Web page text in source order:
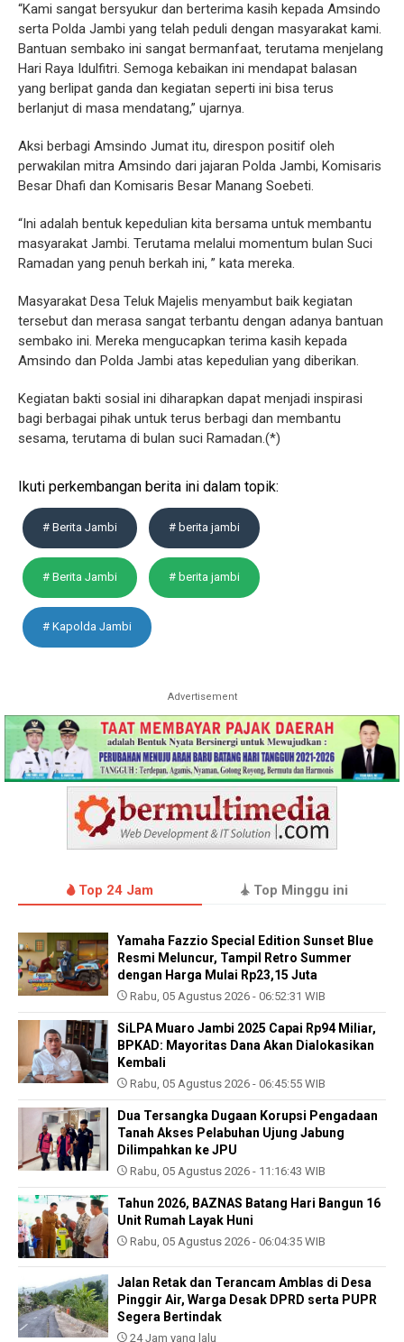
‎“Kami sangat bersyukur dan berterima kasih kepada Amsindo
serta Polda Jambi yang telah peduli dengan masyarakat kami.
Bantuan sembako ini sangat bermanfaat, terutama menjelang
Hari Raya Idulfitri. Semoga kebaikan ini mendapat balasan
yang berlipat ganda dan kegiatan seperti ini bisa terus
berlanjut di masa mendatang,” ujarnya.
‎Aksi berbagi Amsindo Jumat itu, direspon positif oleh
perwakilan mitra Amsindo dari jajaran Polda Jambi, Komisaris
Besar Dhafi dan Komisaris Besar Manang Soebeti.
‎“Ini adalah bentuk kepedulian kita bersama untuk membantu
masyarakat Jambi. Terutama melalui momentum bulan Suci
Ramadan yang penuh berkah ini, ” kata mereka.
‎Masyarakat Desa Teluk Majelis menyambut baik kegiatan
tersebut dan merasa sangat terbantu dengan adanya bantuan
sembako ini. Mereka mengucapkan terima kasih kepada
Amsindo dan Polda Jambi atas kepedulian yang diberikan.
‎Kegiatan bakti sosial ini diharapkan dapat menjadi inspirasi
bagi berbagai pihak untuk terus berbagi dan membantu
sesama, terutama di bulan suci Ramadan.(*)
Ikuti perkembangan berita ini dalam topik:
# Berita Jambi # berita jambi
# Berita Jambi # berita jambi
# Kapolda Jambi
Advertisement
Top 24 Jam Top Minggu ini
Yamaha Fazzio Special Edition Sunset Blue
Resmi Meluncur, Tampil Retro Summer
dengan Harga Mulai Rp23,15 Juta
Rabu, 05 Agustus 2026 - 06:52:31 WIB
SiLPA Muaro Jambi 2025 Capai Rp94 Miliar,
BPKAD: Mayoritas Dana Akan Dialokasikan
Kembali
Rabu, 05 Agustus 2026 - 06:45:55 WIB
Dua Tersangka Dugaan Korupsi Pengadaan
Tanah Akses Pelabuhan Ujung Jabung
Dilimpahkan ke JPU
Rabu, 05 Agustus 2026 - 11:16:43 WIB
Tahun 2026, BAZNAS Batang Hari Bangun 16
Unit Rumah Layak Huni
Rabu, 05 Agustus 2026 - 06:04:35 WIB
Jalan Retak dan Terancam Amblas di Desa
Pinggir Air, Warga Desak DPRD serta PUPR
Segera Bertindak
24 Jam yang lalu